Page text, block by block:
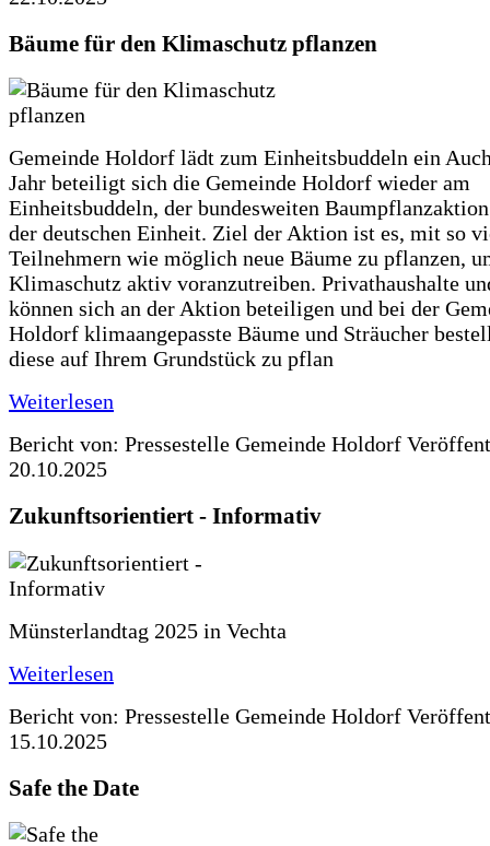
Bäume für den Klimaschutz pflanzen
Gemeinde Holdorf lädt zum Einheitsbuddeln ein
Jahr beteiligt sich die Gemeinde Holdorf wieder am
Einheitsbuddeln, der bundesweiten
der deutschen Einheit. Ziel der Aktion ist es, mit so
Teilnehmern wie möglich neue Bäume zu pflanzen,
Klimaschutz aktiv voranzutreiben. Privathaushalte
können sich an der Aktion beteiligen und bei der
Holdorf klimaangepasste Bäume und Sträucher
diese auf Ihrem Grundstück zu pflan
Weiterlesen
Bericht von: Pressestelle Gemeinde Holdorf
20.10.2025
Zukunftsorientiert - Informativ
Münsterlandtag 2025 in Vechta
Weiterlesen
Bericht von: Pressestelle Gemeinde Holdorf
15.10.2025
Safe the Date